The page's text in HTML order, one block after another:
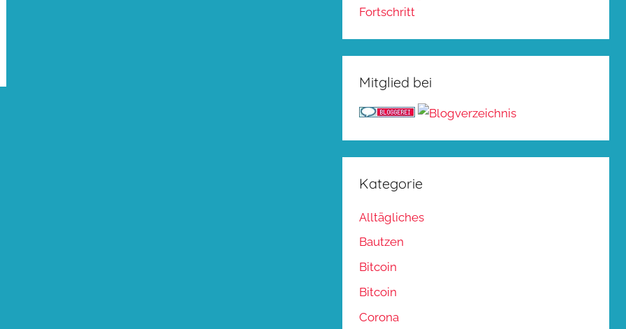
Fortschritt
Mitglied bei
Kategorie
Alltägliches
Bautzen
Bitcoin
Bitcoin
Corona